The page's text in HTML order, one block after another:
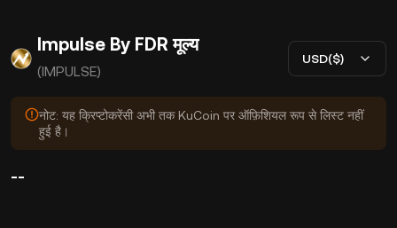
Impulse By FDR मूल्य
(IMPULSE)
USD($)
नोट: यह क्रिप्टोकरेंसी अभी तक KuCoin पर ऑफ़िशियल रूप से लिस्ट नहीं
हुई है।
--